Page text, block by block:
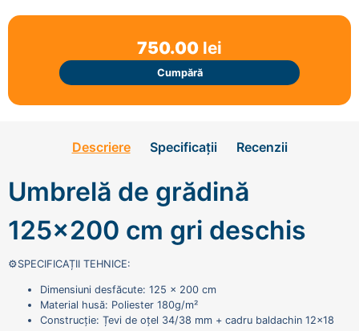
750.00 lei
Cumpără
Descriere Specificații Recenzii
Umbrelă de grădină
125x200 cm gri deschis
⚙️SPECIFICAȚII TEHNICE:
Dimensiuni desfăcute: 125 x 200 cm
Material husă: Poliester 180g/m²
Construcție: Țevi de oțel 34/38 mm + cadru baldachin 12x18